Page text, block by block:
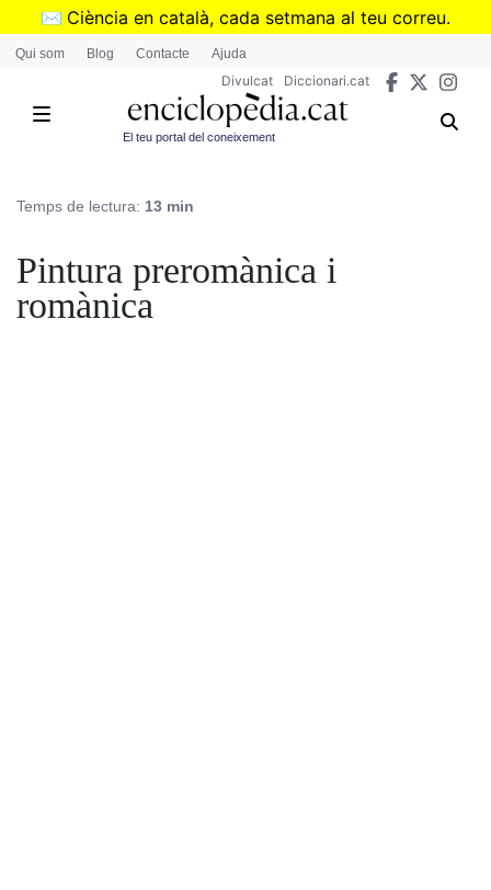
Vés
✉️ Ciència en català, cada setmana al teu correu.
➜Subscriu-te al butlletí de Divulcat
Qui som Blog Contacte Ajuda
Divulcat Diccionari.cat
El teu portal del coneixement
Temps de lectura: 13 min
Pintura preromànica i
romànica